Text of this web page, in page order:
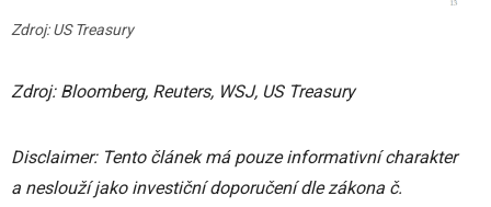
Zdroj: US Treasury
Zdroj: Bloomberg, Reuters, WSJ, US Treasury
Disclaimer: Tento článek má pouze informativní charakter
a neslouží jako investiční doporučení dle zákona č.